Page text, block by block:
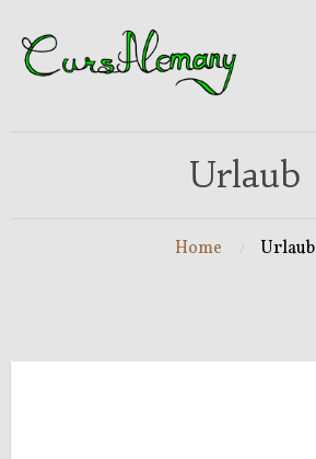
Urlaub
Home Urlaub